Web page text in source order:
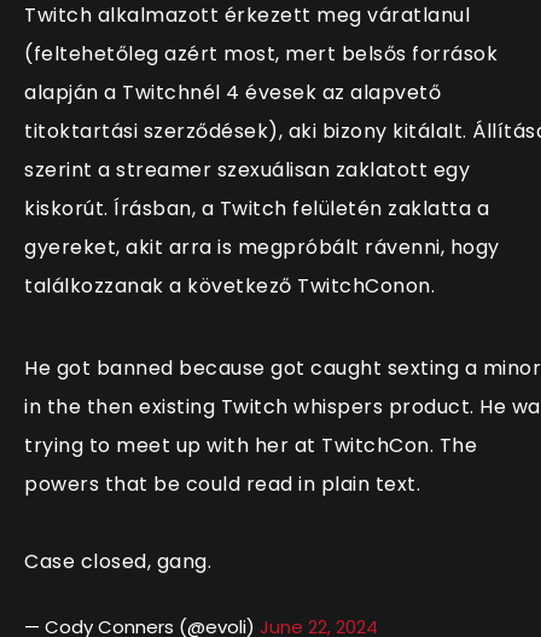
Twitch alkalmazott érkezett meg váratlanul
(feltehetőleg azért most, mert belsős források
alapján a Twitchnél 4 évesek az alapvető
titoktartási szerződések), aki bizony kitálalt.
szerint a streamer szexuálisan zaklatott egy
kiskorút. Írásban, a Twitch felületén zaklatta a
gyereket, akit arra is megpróbált rávenni, hogy
találkozzanak a következő TwitchConon.
He got banned because got caught sexting a minor
in the then existing Twitch whispers product. He
trying to meet up with her at TwitchCon. The
powers that be could read in plain text.
Case closed, gang.
— Cody Conners (@evoli) June 22, 2024